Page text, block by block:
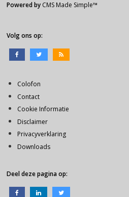
Powered by CMS Made Simple™
Volg ons op:
Colofon
Contact
Cookie Informatie
Disclaimer
Privacyverklaring
Downloads
Deel deze pagina op: